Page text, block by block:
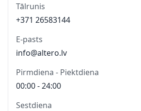
Tālrunis
+371 26583144
E-pasts
info@altero.lv
Pirmdiena - Piektdiena
00:00 - 24:00
Sestdiena